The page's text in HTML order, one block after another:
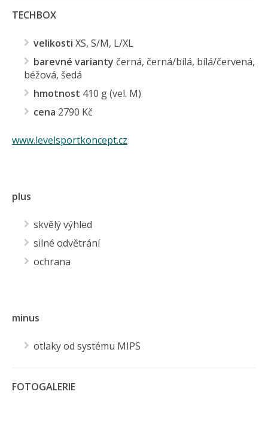
TECHBOX
velikosti XS, S/M, L/XL
barevné varianty černá, černá/bílá, bílá/červená,
béžová, šedá
hmotnost 410 g (vel. M)
cena 2790 Kč
www.levelsportkoncept.cz
plus
skvělý výhled
silné odvětrání
ochrana
minus
otlaky od systému MIPS
FOTOGALERIE